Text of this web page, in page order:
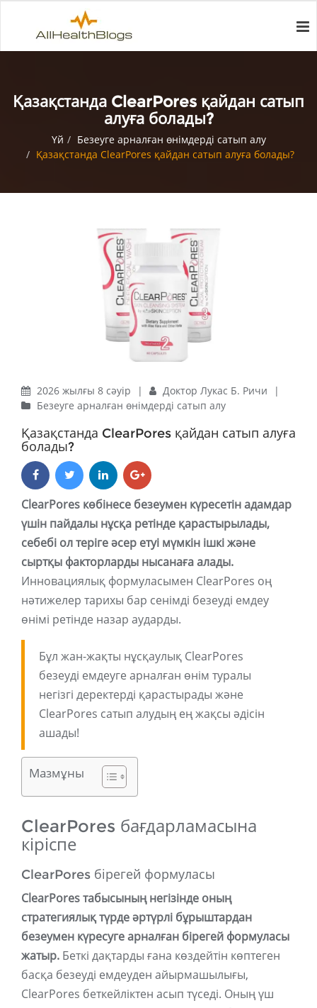
Қазақстанда ClearPores қайдан сатып
алуға болады?
Үй
Безеуге арналған өнімдерді сатып алу
Қазақстанда ClearPores қайдан сатып алуға болады?
2026 жылғы 8 сәуір | Доктор Лукас Б. Ричи
|
Безеуге арналған өнімдерді сатып алу
Қазақстанда ClearPores қайдан сатып алуға
болады?
ClearPores көбінесе безеумен күресетін адамдар
үшін пайдалы нұсқа ретінде қарастырылады,
себебі ол теріге әсер етуі мүмкін ішкі және
сыртқы факторларды нысанаға алады.
Инновациялық формуласымен ClearPores оң
нәтижелер тарихы бар сенімді безеуді емдеу
өнімі ретінде назар аударды.
Бұл жан-жақты нұсқаулық ClearPores
безеуді емдеуге арналған өнім туралы
негізгі деректерді қарастырады және
ClearPores сатып алудың ең жақсы әдісін
ашады!
Мазмұны
ClearPores бағдарламасына
кіріспе
ClearPores бірегей формуласы
ClearPores табысының негізінде оның
стратегиялық түрде әртүрлі бұрыштардан
безеумен күресуге арналған бірегей формуласы
жатыр. Беткі дақтарды ғана көздейтін көптеген
басқа безеуді емдеуден айырмашылығы,
ClearPores беткейліктен асып түседі. Оның үш